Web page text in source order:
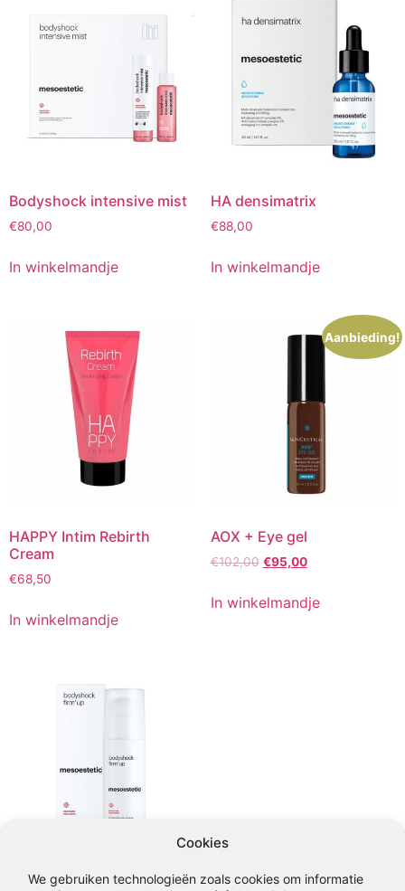
Cookies
We gebruiken technologieën zoals cookies om informatie
Bodyshock intensive mist
€80,00
In winkelmandje
HA densimatrix
€88,00
In winkelmandje
HAPPY Intim Rebirth
Cream
€68,50
In winkelmandje
Aanbieding!
AOX + Eye gel
€102,00 Oorspronkelijke
was:
€102,00.
€95,00Huidige
is:
€95,00.
In winkelmandje